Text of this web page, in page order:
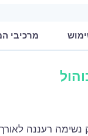
מרכיבי
רעננה